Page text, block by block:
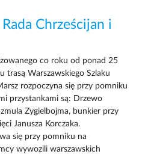
Chrześcijan i
co roku od ponad 25
trasą Warszawskiego Szlaku
rozpoczyna się przy pomniku
przystankami są: Drzewo
Zygielbojma, bunkier przy
Janusza Korczaka.
się przy pomniku na
wywozili warszawskich